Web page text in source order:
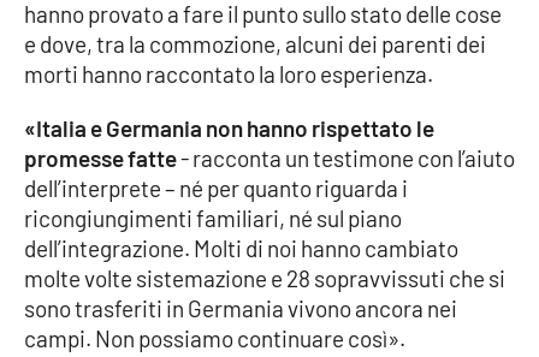
EDIZIONI
Catanzaro
Crotone
Vibo Valentia
Reggio Calabria
hanno provato a fare il punto sullo stato delle cose
e dove, tra la commozione, alcuni dei parenti dei
morti hanno raccontato la loro esperienza.
«Italia e Germania non hanno rispettato le
promesse fatte- racconta un testimone con l’aiuto
dell’interprete – né per quanto riguarda i
ricongiungimenti familiari, né sul piano
dell’integrazione. Molti di noi hanno cambiato
molte volte sistemazione e 28 sopravvissuti che si
sono trasferiti in Germania vivono ancora nei
campi. Non possiamo continuare così».